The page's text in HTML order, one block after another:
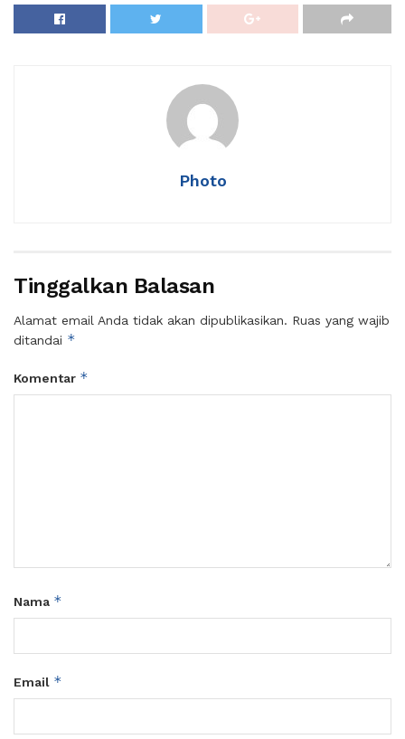
Photo
Tinggalkan Balasan
Alamat email Anda tidak akan dipublikasikan. Ruas yang wajib
ditandai *
Komentar *
Nama *
Email *